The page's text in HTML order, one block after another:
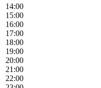
14:00
15:00
16:00
17:00
18:00
19:00
20:00
21:00
22:00